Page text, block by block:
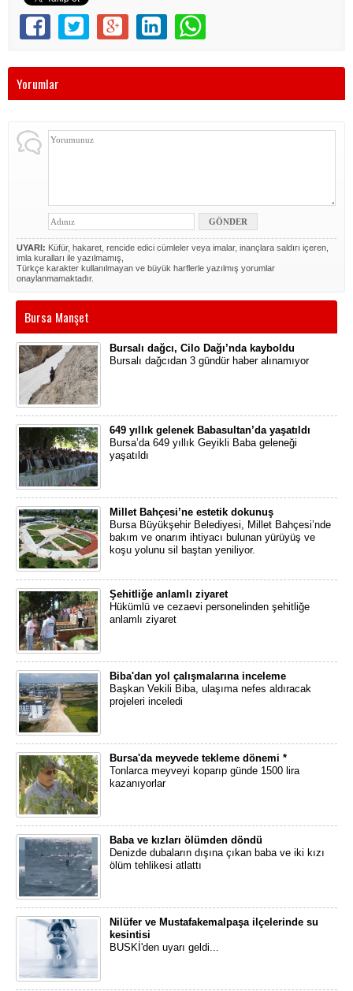
Yorumlar
UYARI: Küfür, hakaret, rencide edici cümleler veya imalar, inançlara saldırı içeren,
imla kuralları ile yazılmamış,
Türkçe karakter kullanılmayan ve büyük harflerle yazılmış yorumlar
onaylanmamaktadır.
Bursa Manşet
Bursalı dağcı, Cilo Dağı’nda kayboldu
Bursalı dağcıdan 3 gündür haber alınamıyor
649 yıllık gelenek Babasultan’da yaşatıldı
Bursa’da 649 yıllık Geyikli Baba geleneği
yaşatıldı
Millet Bahçesi’ne estetik dokunuş
Bursa Büyükşehir Belediyesi, Millet Bahçesi’nde
bakım ve onarım ihtiyacı bulunan yürüyüş ve
koşu yolunu sil baştan yeniliyor.
Şehitliğe anlamlı ziyaret
Hükümlü ve cezaevi personelinden şehitliğe
anlamlı ziyaret
Biba'dan yol çalışmalarına inceleme
Başkan Vekili Biba, ulaşıma nefes aldıracak
projeleri inceledi
Bursa'da meyvede tekleme dönemi *
Tonlarca meyveyi koparıp günde 1500 lira
kazanıyorlar
Baba ve kızları ölümden döndü
Denizde dubaların dışına çıkan baba ve iki kızı
ölüm tehlikesi atlattı
Nilüfer ve Mustafakemalpaşa ilçelerinde su
kesintisi
BUSKİ'den uyarı geldi...